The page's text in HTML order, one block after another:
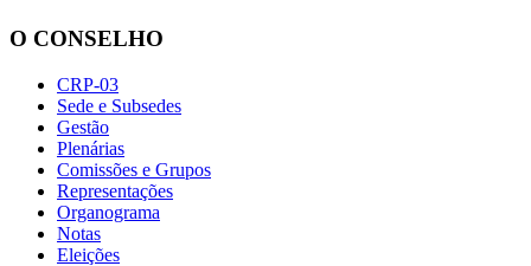
O CONSELHO
CRP-03
Sede e Subsedes
Gestão
Plenárias
Comissões e Grupos
Representações
Organograma
Notas
Eleições